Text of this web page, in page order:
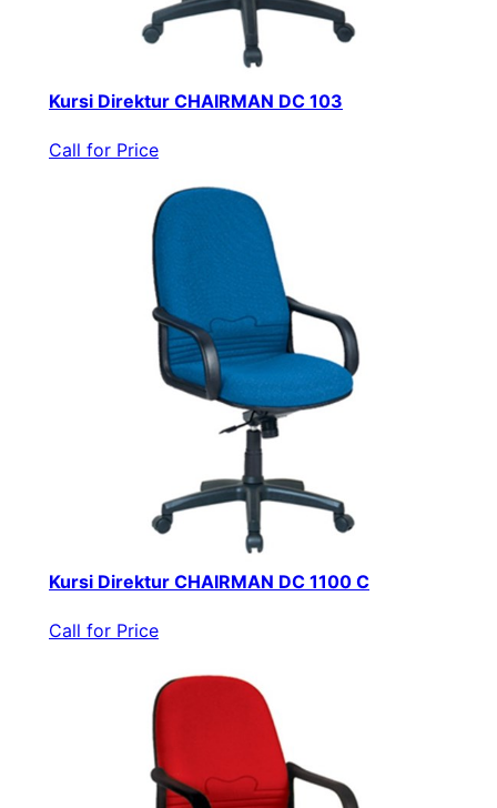
Kursi Direktur CHAIRMAN DC 103
Call for Price
Kursi Direktur CHAIRMAN DC 1100 C
Call for Price